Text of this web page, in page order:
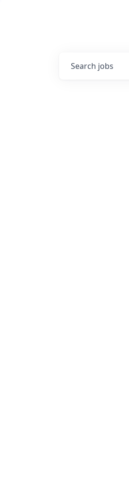
Search jobs